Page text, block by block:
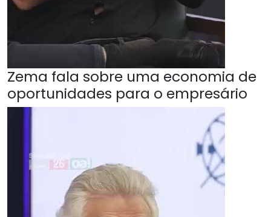
Zema fala sobre uma economia de
oportunidades para o empresário